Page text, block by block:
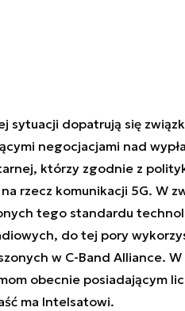
sytuacji dopatrują się
negocjacjami nad
którzy zgodnie z
rzecz komunikacji 5G. W
tego standardu
do tej pory
w C-Band Alliance.
obecnie posiadającym
ma Intelsatowi.